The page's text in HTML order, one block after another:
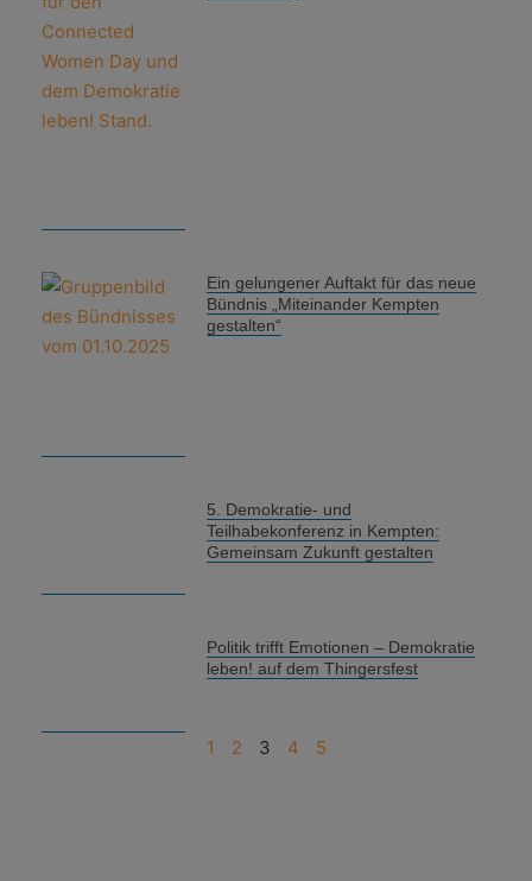
Ein gelungener Auftakt für das neue
Bündnis „Miteinander Kempten
gestalten“
5. Demokratie- und
Teilhabekonferenz in Kempten:
Gemeinsam Zukunft gestalten
Politik trifft Emotionen – Demokratie
leben! auf dem Thingersfest
1 2 3 4 5